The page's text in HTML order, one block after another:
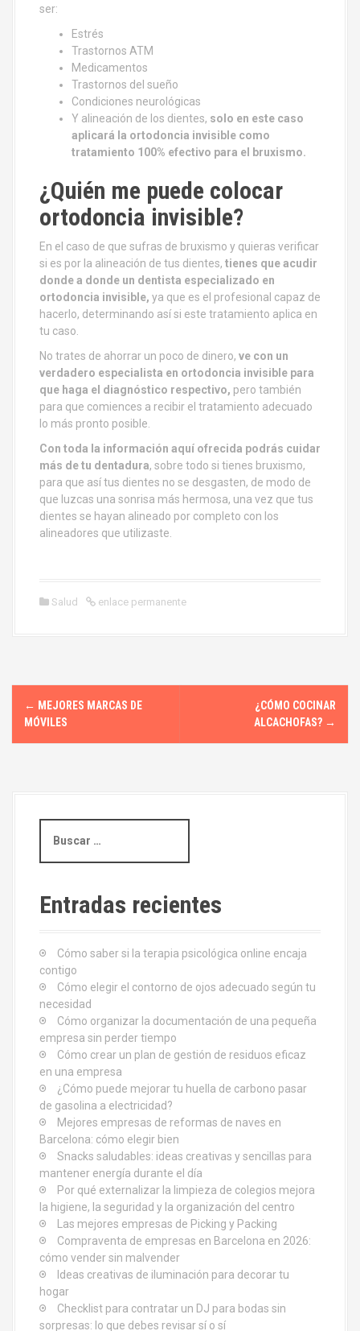
ser:
Estrés
Trastornos ATM
Medicamentos
Trastornos del sueño
Condiciones neurológicas
Y alineación de los dientes, solo en este caso
aplicará la ortodoncia invisible como
tratamiento 100% efectivo para el bruxismo.
¿Quién me puede colocar
ortodoncia invisible?
En el caso de que sufras de bruxismo y quieras verificar
si es por la alineación de tus dientes, tienes que acudir
donde a donde un dentista especializado en
ortodoncia invisible, ya que es el profesional capaz de
hacerlo, determinando así si este tratamiento aplica en
tu caso.
No trates de ahorrar un poco de dinero, ve con un
verdadero especialista en ortodoncia invisible para
que haga el diagnóstico respectivo, pero también
para que comiences a recibir el tratamiento adecuado
lo más pronto posible.
Con toda la información aquí ofrecida podrás cuidar
más de tu dentadura, sobre todo si tienes bruxismo,
para que así tus dientes no se desgasten, de modo de
que luzcas una sonrisa más hermosa, una vez que tus
dientes se hayan alineado por completo con los
alineadores que utilizaste.
Salud enlace permanente
N← MEJORES MARCAS DE
MÓVILES
¿CÓMO COCINAR
ALCACHOFAS? →
s
a
rEntradas recientes
Cómo saber si la terapia psicológica online encaja
contigo
Cómo elegir el contorno de ojos adecuado según tu
necesidad
Cómo organizar la documentación de una pequeña
empresa sin perder tiempo
Cómo crear un plan de gestión de residuos eficaz
en una empresa
¿Cómo puede mejorar tu huella de carbono pasar
de gasolina a electricidad?
Mejores empresas de reformas de naves en
Barcelona: cómo elegir bien
Snacks saludables: ideas creativas y sencillas para
mantener energía durante el día
Por qué externalizar la limpieza de colegios mejora
la higiene, la seguridad y la organización del centro
Las mejores empresas de Picking y Packing
Compraventa de empresas en Barcelona en 2026:
cómo vender sin malvender
Ideas creativas de iluminación para decorar tu
hogar
Checklist para contratar un DJ para bodas sin
sorpresas: lo que debes revisar sí o sí